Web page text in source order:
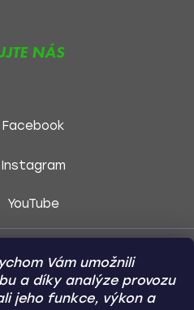
Vám umožnili
a díky analýze provozu
jeho funkce, výkon a
NÁS
Facebook
Instagram
YouTube
platby:
Převod Dobírka